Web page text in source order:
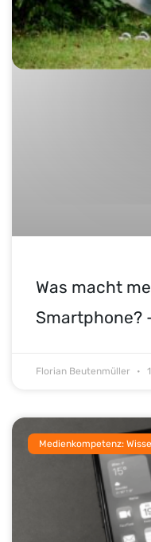
Was macht
Smartphone?
Florian Beutenmüller
Medienkompetenz: